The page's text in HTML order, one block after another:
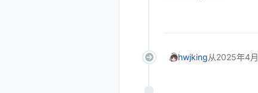
hwjking从2025年4